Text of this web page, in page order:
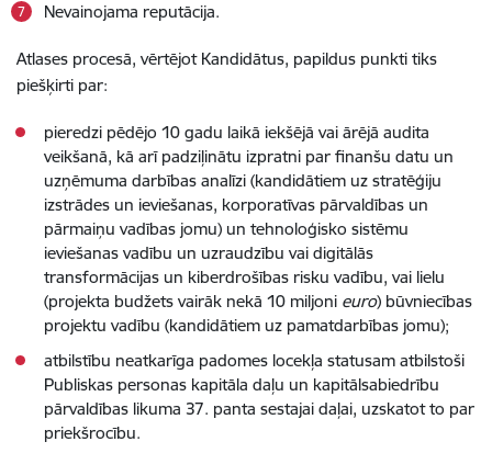
Nevainojama reputācija.
Atlases procesā, vērtējot Kandidātus, papildus punkti tiks
piešķirti par:
pieredzi pēdējo 10 gadu laikā iekšējā vai ārējā audita
veikšanā, kā arī padziļinātu izpratni par finanšu datu un
uzņēmuma darbības analīzi (kandidātiem uz stratēģiju
izstrādes un ieviešanas, korporatīvas pārvaldības un
pārmaiņu vadības jomu) un tehnoloģisko sistēmu
ieviešanas vadību un uzraudzību vai digitālās
transformācijas un kiberdrošības risku vadību, vai lielu
(projekta budžets vairāk nekā 10 miljoni euro) būvniecības
projektu vadību (kandidātiem uz pamatdarbības jomu);
atbilstību neatkarīga padomes locekļa statusam atbilstoši
Publiskas personas kapitāla daļu un kapitālsabiedrību
pārvaldības likuma 37. panta sestajai daļai, uzskatot to par
priekšrocību.